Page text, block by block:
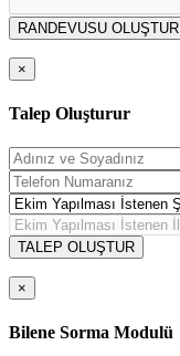
RANDEVUSU OLUŞTUR
×
Talep Oluşturur
TALEP OLUŞTUR
×
Bilene Sorma Modulü